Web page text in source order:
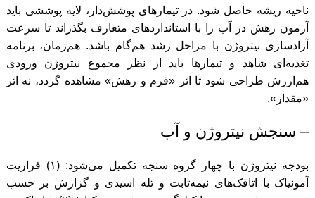
ناحیه ریشه حاصل شود. در تیمارهای پوشش‌دار، لایه پوششی باید
آزمون رهش در آب را با استانداردهای متعارف بگذراند تا سرعت
آزادسازی نیتروژن با مراحل رشد هم‌گام باشد. هم‌زمان، برنامه
تغذیه‌ای شاهد و تیمارها باید از نظر مجموع نیتروژن ورودی
هم‌ارزش طراحی شود تا اثر «فرم و رهش» مشاهده گردد، نه اثر
«مقدار».
– سنجش نیتروژن و آب
بودجه نیتروژن با چهار گروه سنجه تکمیل می‌شود: (۱) فراریت
آمونیاک با اتاقک‌های نیمه‌ثابت و تله اسیدی و گزارش بر حسب